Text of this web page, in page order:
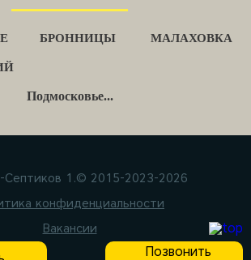
БРОННИЦЫ МАЛАХОВКА
Подмосковье...
Септиков 1.© 2015-2023-2026
конфиденциальности
Вакансии
Позвонить